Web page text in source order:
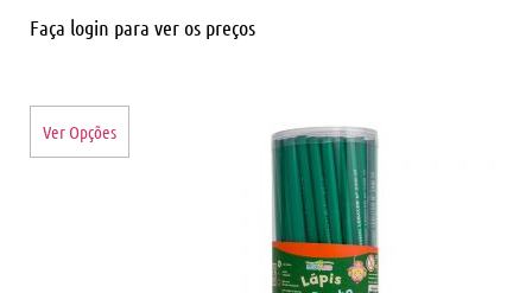
Faça login para ver os preços
Ver Opções